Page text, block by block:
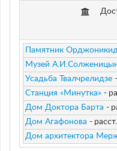
Памятник
Музей
Усадьба Твалчрелидзе -
Станция «Минутка» -
Дом Доктора Барта -
Дом Агафонова -
Дом архитектора